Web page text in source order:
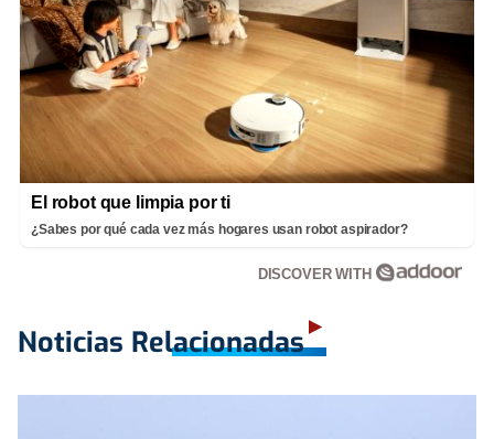
El robot que limpia por ti
¿Sabes por qué cada vez más hogares usan robot aspirador?
DISCOVER WITH
Noticias Relacionadas